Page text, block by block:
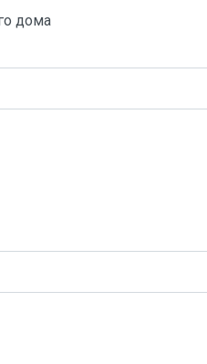
дома